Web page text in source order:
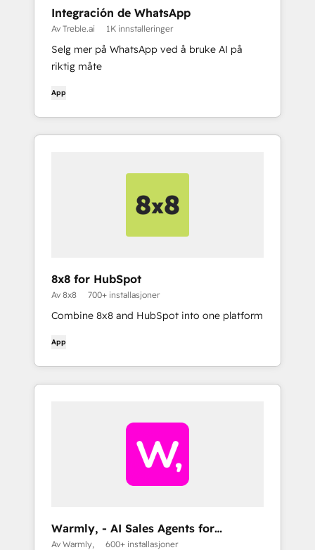
Integración de WhatsApp
Av Treble.ai 1K innstalleringer
Selg mer på WhatsApp ved å bruke AI på
riktig måte
App
8x8 for HubSpot
Av 8x8 700+ installasjoner
Combine 8x8 and HubSpot into one platform
App
Warmly, - AI Sales Agents for
Inbound, Outbound, & TAM
Av Warmly, 600+ installasjoner